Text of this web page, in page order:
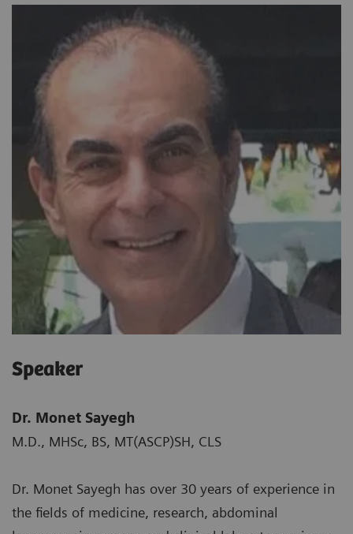
Speaker
Dr. Monet Sayegh
M.D., MHSc, BS, MT(ASCP)SH, CLS
Dr. Monet Sayegh has over 30 years of experience in
the fields of medicine, research, abdominal